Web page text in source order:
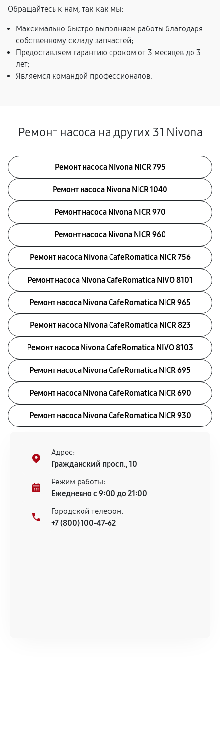
Обращайтесь к нам, так как мы:
Максимально быстро выполняем работы благодаря
собственному складу запчастей;
Предоставляем гарантию сроком от 3 месяцев до 3
лет;
Являемся командой профессионалов.
Ремонт насоса на других 31 Nivona
Ремонт насоса Nivona NICR 795
Ремонт насоса Nivona NICR 1040
Ремонт насоса Nivona NICR 970
Ремонт насоса Nivona NICR 960
Ремонт насоса Nivona CafeRomatica NICR 756
Ремонт насоса Nivona CafeRomatica NIVO 8101
Ремонт насоса Nivona CafeRomatica NICR 965
Ремонт насоса Nivona CafeRomatica NICR 823
Ремонт насоса Nivona CafeRomatica NIVO 8103
Ремонт насоса Nivona CafeRomatica NICR 695
Ремонт насоса Nivona CafeRomatica NICR 690
Ремонт насоса Nivona CafeRomatica NICR 930
Адрес:
Гражданский просп., 10
Режим работы:
Ежедневно с 9:00 до 21:00
Городской телефон:
+7 (800) 100-47-62